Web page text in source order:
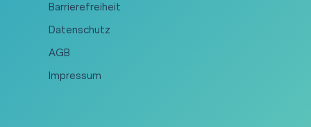
Barrierefreiheit
Datenschutz
AGB
Impressum